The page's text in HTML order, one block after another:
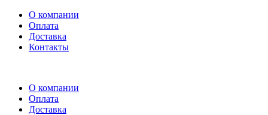
О компании
Оплата
Доставка
Контакты
О компании
Оплата
Доставка